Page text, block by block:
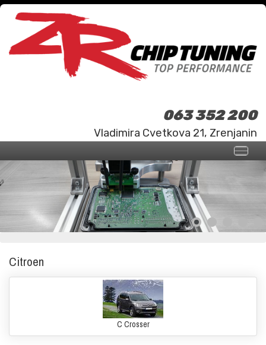
063 352 200
Vladimira Cvetkova 21, Zrenjanin
Citroen
C Crosser